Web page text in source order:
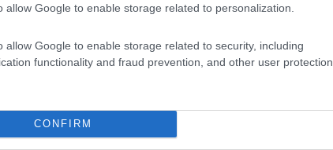
allow Google to enable storage related to personalization.
allow Google to enable storage related to security, including
functionality and fraud prevention, and other user protection.
CONFIRM
Alter Eco, leader du chocolat bio
et équitable en France, invite au
voyage avec 5 nouveautés chocolat
Origine Équateur Le Cacao Equatorien aux arômes
floraux et boisés apporte une touche exotique aux…